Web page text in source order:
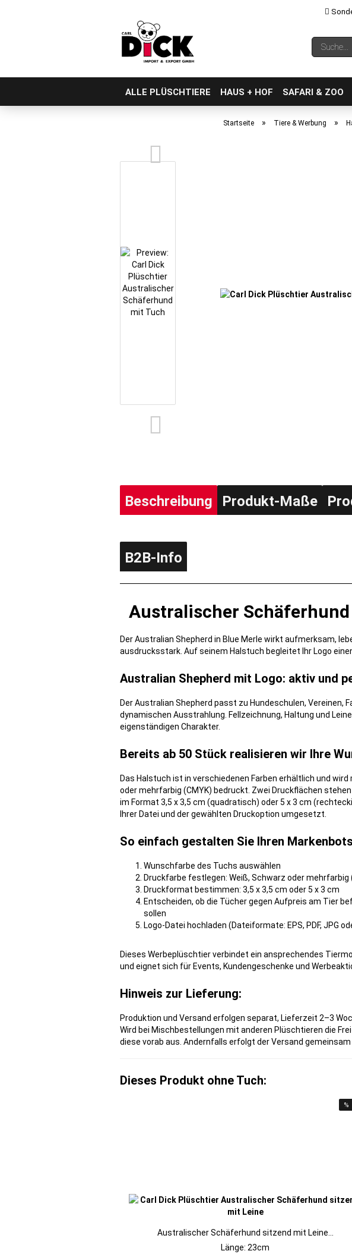
ALLE PLÜSCHTIERE HAUS + HOF SAFARI & ZOO
Startseite » Tiere & Werbung »
Beschreibung Produkt-Maße
B2B-Info
Australischer
Der Australian Shepherd in Blue Merle wirkt aufmerksam,
ausdrucksstark. Auf seinem Halstuch begleitet Ihr Logo
Australian Shepherd mit Logo: aktiv und
Der Australian Shepherd passt zu Hundeschulen, Vereinen,
dynamischen Ausstrahlung. Fellzeichnung, Haltung und
eigenständigen Charakter.
Bereits ab 50 Stück realisieren wir Ihre
Das Halstuch ist in verschiedenen Farben erhältlich und wird
oder mehrfarbig (CMYK) bedruckt. Zwei Druckflächen
im Format 3,5 x 3,5 cm (quadratisch) oder 5 x 3 cm
Ihrer Datei und der gewählten Druckoption umgesetzt.
So einfach gestalten Sie Ihren
Wunschfarbe des Tuchs auswählen
Druckfarbe festlegen: Weiß, Schwarz oder mehrfarbig
Druckformat bestimmen: 3,5 x 3,5 cm oder 5 x 3 cm
Entscheiden, ob die Tücher gegen Aufpreis am Tier
sollen
Logo-Datei hochladen (Dateiformate: EPS, PDF, JPG
Dieses Werbeplüschtier verbindet ein ansprechendes
und eignet sich für Events, Kundengeschenke und
Hinweis zur Lieferung:
Produktion und Versand erfolgen separat, Lieferzeit 2–3
Wird bei Mischbestellungen mit anderen Plüschtieren die
diese vorab aus. Andernfalls erfolgt der Versand
Dieses Produkt ohne Tuch:
%
Australischer Schäferhund sitzend mit Leine...
Länge: 23cm